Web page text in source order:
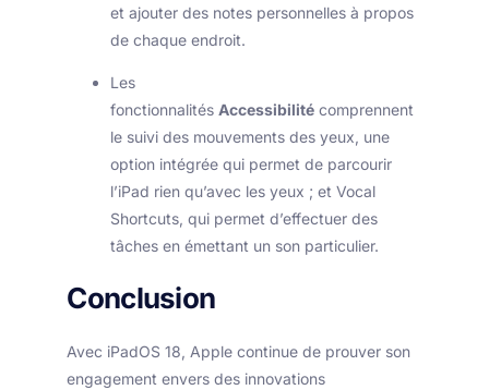
et ajouter des notes personnelles à propos
de chaque endroit.
Les
fonctionnalités Accessibilité comprennent
le suivi des mouvements des yeux, une
option intégrée qui permet de parcourir
l’iPad rien qu’avec les yeux ; et Vocal
Shortcuts, qui permet d’effectuer des
tâches en émettant un son particulier.
Conclusion
Avec iPadOS 18, Apple continue de prouver son
engagement envers des innovations